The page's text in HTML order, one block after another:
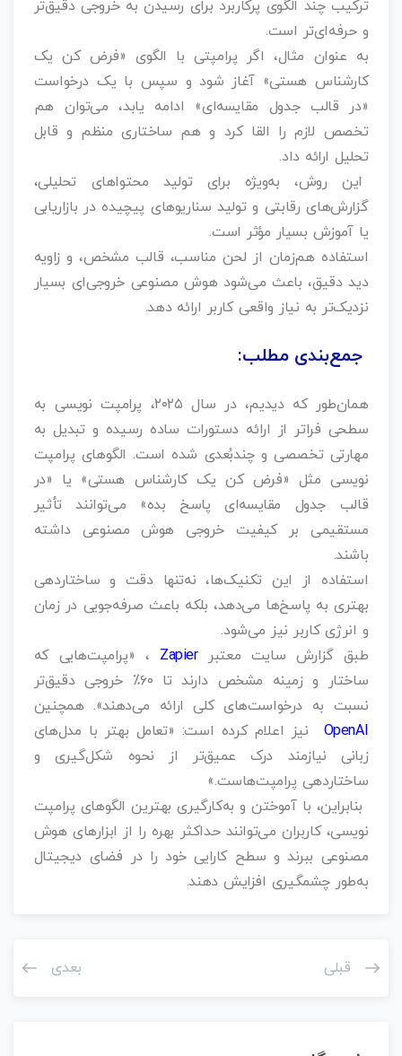
ترکیب چند الگوی پرکاربرد برای رسیدن به خروجی دقیق‌تر
و حرفه‌ای‌تر است.
به عنوان مثال، اگر پرامپتی با الگوی «فرض کن یک
کارشناس هستی» آغاز شود و سپس با یک درخواست
«در قالب جدول مقایسه‌ای» ادامه یابد، می‌توان هم
تخصص لازم را القا کرد و هم ساختاری منظم و قابل
تحلیل ارائه داد.
این روش، به‌ویژه برای تولید محتواهای تحلیلی،
گزارش‌های رقابتی و تولید سناریوهای پیچیده در بازاریابی
یا آموزش بسیار مؤثر است.
استفاده هم‌زمان از لحن مناسب، قالب مشخص، و زاویه
دید دقیق، باعث می‌شود هوش مصنوعی خروجی‌ای بسیار
نزدیک‌تر به نیاز واقعی کاربر ارائه دهد.
جمع‌بندی مطلب:
همان‌طور که دیدیم، در سال ۲۰۲۵، پرامپت نویسی به
سطحی فراتر از ارائه دستورات ساده رسیده و تبدیل به
مهارتی تخصصی و چندبُعدی شده است. الگوهای پرامپت‌
نویسی مثل «فرض کن یک کارشناس هستی» یا «در
قالب جدول مقایسه‌ای پاسخ بده» می‌توانند تأثیر
مستقیمی بر کیفیت خروجی هوش مصنوعی داشته
باشند.
استفاده از این تکنیک‌ها، نه‌تنها دقت و ساختاردهی
بهتری به پاسخ‌ها می‌دهد، بلکه باعث صرفه‌جویی در زمان
و انرژی کاربر نیز می‌شود.
طبق گزارش سایت معتبرZapier ، «پرامپت‌هایی که
ساختار و زمینه مشخص دارند تا ۶۰٪ خروجی دقیق‌تر
نسبت به درخواست‌های کلی ارائه می‌دهند». همچنین
OpenAI نیز اعلام کرده است: «تعامل بهتر با مدل‌های
زبانی نیازمند درک عمیق‌تر از نحوه شکل‌گیری و
ساختاردهی پرامپت‌هاست.»
بنابراین، با آموختن و به‌کارگیری بهترین الگوهای پرامپت‌
نویسی، کاربران می‌توانند حداکثر بهره را از ابزارهای هوش
مصنوعی ببرند و سطح کارایی خود را در فضای دیجیتال
به‌طور چشمگیری افزایش دهند.
قبلی بعدی